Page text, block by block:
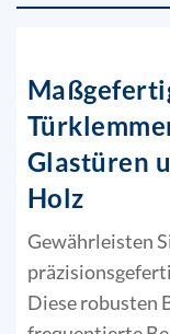
Glastüren
Holz
Gewährleisten
Diese robusten